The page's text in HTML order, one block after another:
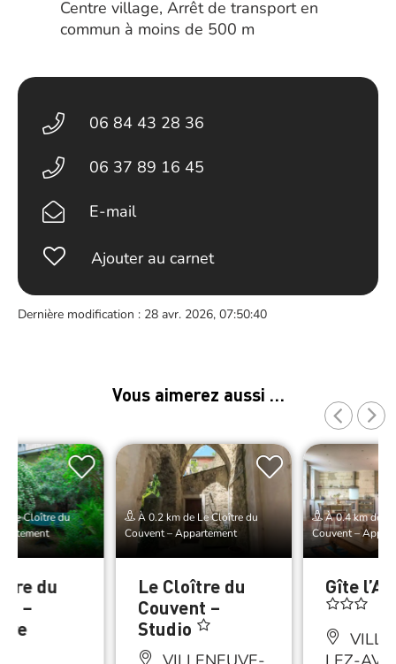
Centre village, Arrêt de transport en
commun à moins de 500 m
06 84 43 28 36
06 37 89 16 45
E-mail
Ajouter au carnet
Dernière modification : 28 avr. 2026, 07:50:40
Vous aimerez aussi …
Le Cloître du
du
–
À 0.2 km de Le Cloître du
Couvent – Appartement
Le Cloître du
Couvent –
Studio
À 0.4 km de
Couvent –
Gîte